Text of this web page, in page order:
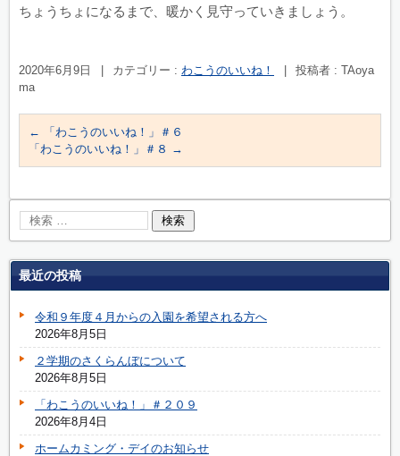
ちょうちょになるまで、暖かく見守っていきましょう。
2020年6月9日 カテゴリー : わこうのいいね！
投稿者 : TAoya
ma
←
「わこうのいいね！」＃６
「わこうのいいね！」＃８ →
最近の投稿
令和９年度４月からの入園を希望される方へ
2026年8月5日
２学期のさくらんぼについて
2026年8月5日
「わこうのいいね！」＃２０９
2026年8月4日
ホームカミング・デイのお知らせ